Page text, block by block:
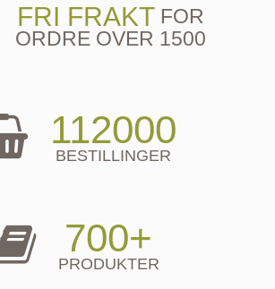
FRI FRAKTFOR
ORDRE OVER 1500
112000
BESTILLINGER
700+
PRODUKTER